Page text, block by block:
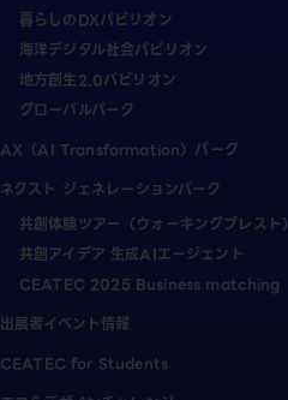
暮らしのDXパビリオン
海洋デジタル社会パビリオン
地方創生2.0パビリオン
グローバルパーク
AX（AI Transformation）パーク
ネクスト ジェネレーションパーク
共創体験ツアー（ウォーキングブレスト）
共創アイデア 生成AIエージェント
CEATEC 2025 Business matching
出展者イベント情報
CEATEC for Students